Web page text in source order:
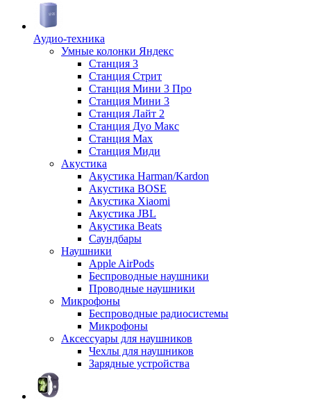
Аудио-техника
Умные колонки Яндекс
Станция 3
Станция Стрит
Станция Мини 3 Про
Станция Мини 3
Станция Лайт 2
Станция Дуо Макс
Станция Max
Станция Миди
Акустика
Акустика Harman/Kardon
Акустика BOSE
Акустика Xiaomi
Акустика JBL
Акустика Beats
Саундбары
Наушники
Apple AirPods
Беспроводные наушники
Проводные наушники
Микрофоны
Беспроводные радиосистемы
Микрофоны
Аксессуары для наушников
Чехлы для наушников
Зарядные устройства